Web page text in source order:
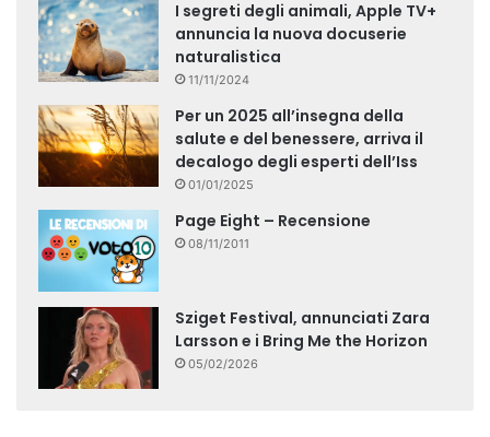
I segreti degli animali, Apple TV+
annuncia la nuova docuserie
naturalistica
11/11/2024
Per un 2025 all’insegna della
salute e del benessere, arriva il
decalogo degli esperti dell’Iss
01/01/2025
Page Eight – Recensione
08/11/2011
Sziget Festival, annunciati Zara
Larsson e i Bring Me the Horizon
05/02/2026